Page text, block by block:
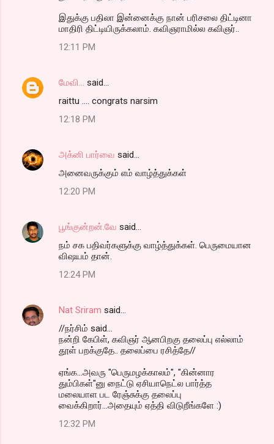
இதுக்கு பதிலா இன்னைக்கு நான் பரிசலை திட்டினா
மாதிரி திட்டியிருக்கலாம். கவிஞராமில்ல கவிஞர்..
12:11 PM
மேவி... said…
raittu .... congrats narsim
12:18 PM
அக்னி பார்வை said…
அனைவருக்கும் எம் வாழ்த்துக்கள்
12:20 PM
பூங்குன்றன்.வே said…
நம் சக பதிவர்களுக்கு வாழ்த்துக்கள். பெருமையான
விஷயம் தான்.
12:24 PM
Nat Sriram said…
//நர்சிம் said...
நன்றி கேபிள், கவிஞர் ஆனபிறகு தலைப்பு எல்லாம்
தூள் பறக்குதே.. தலைப்பை ரசித்தே//
ஏங்க...அவரு "பெருமழக்காலம்", "கின்னார
தும்பிகள்"னு நைட்டு ஏசியாநெட்ல பார்த்த
மலையாள பட ரேஞ்சுக்கு தலைப்பு
வைக்கிறார்...அதையும் ஏத்தி விடுறீங்களே :)
12:32 PM